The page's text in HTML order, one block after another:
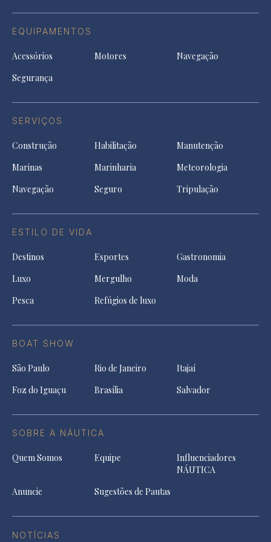
EQUIPAMENTOS
Acessórios Motores
Navegação
Segurança
SERVIÇOS
Construção Habilitação
Manutenção
Marinas
Marinharia
Meteorologia
Navegação
Seguro Tripulação
ESTILO DE VIDA
Destinos Esportes
Gastronomia
Luxo
Mergulho
Moda
Pesca
Refúgios de luxo
BOAT SHOW
São Paulo Rio de Janeiro
Itajaí
Foz do Iguaçu
Brasília Salvador
SOBRE A NÁUTICA
Quem Somos Equipe
Influenciadores
NÁUTICA
Anuncie
Sugestões de Pautas
NOTÍCIAS